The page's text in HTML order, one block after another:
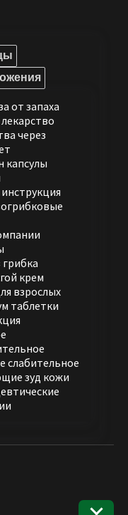
от запаха
через
капсулы
крем
взрослых
таблетки
слабительное
зуд кожи